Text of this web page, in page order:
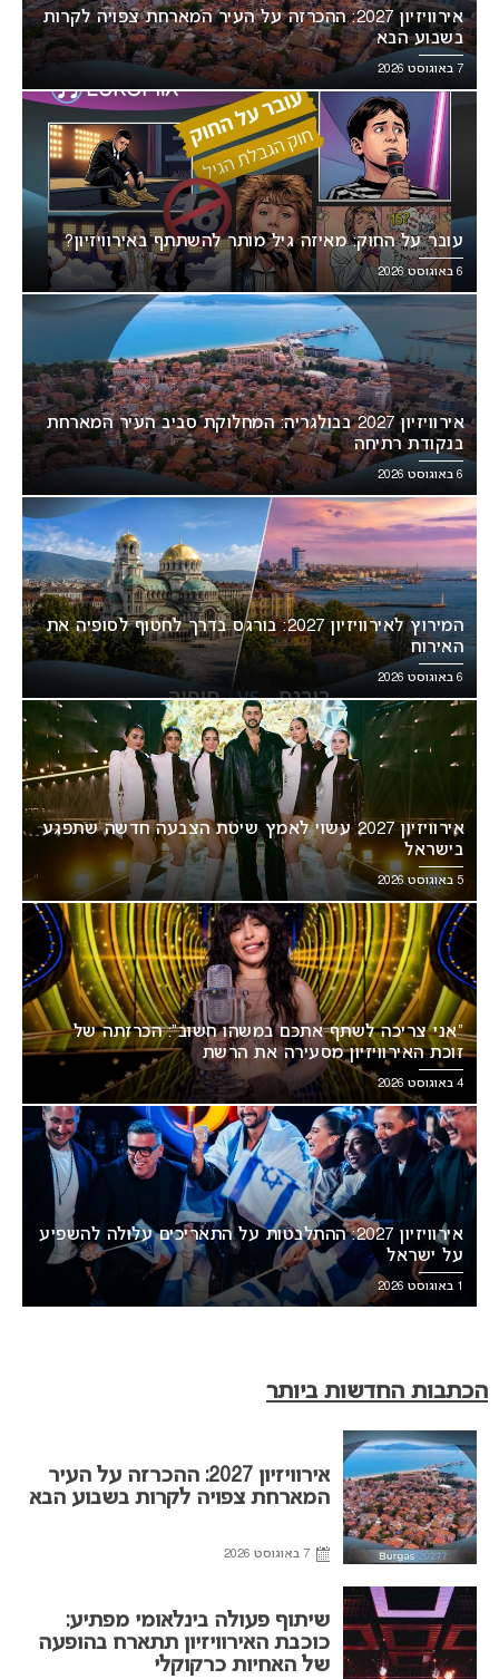
אירוויזיון 2027: ההכרזה על העיר המארחת צפויה לקרות
בשבוע הבא
7 באוגוסט 2026
עובר על החוק: מאיזה גיל מותר להשתתף באירוויזיון?
6 באוגוסט 2026
אירוויזיון 2027 בבולגריה: המחלוקת סביב העיר המארחת
בנקודת רתיחה
6 באוגוסט 2026
המירוץ לאירוויזיון 2027: בורגס בדרך לחטוף לסופיה את
האירוח
6 באוגוסט 2026
אירוויזיון 2027 עשוי לאמץ שיטת הצבעה חדשה שתפגע
בישראל
5 באוגוסט 2026
“אני צריכה לשתף אתכם במשהו חשוב”: הכרזתה של
זוכת האירוויזיון מסעירה את הרשת
4 באוגוסט 2026
אירוויזיון 2027: ההתלבטות על התאריכים עלולה להשפיע
על ישראל
1 באוגוסט 2026
הכתבות החדשות ביותר
אירוויזיון 2027: ההכרזה על העיר
המארחת צפויה לקרות בשבוע הבא
7 באוגוסט 2026
שיתוף פעולה בינלאומי מפתיע:
כוכבת האירוויזיון תתארח בהופעה
של האחיות כרקוקלי